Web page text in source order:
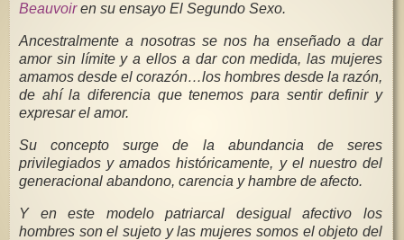
Beauvoiren su ensayo El Segundo Sexo.
Ancestralmente a nosotras se nos ha enseñado a dar
amor sin límite y a ellos a dar con medida, las mujeres
amamos desde el corazón…los hombres desde la razón,
de ahí la diferencia que tenemos para sentir definir y
expresar el amor.
Su concepto surge de la abundancia de seres
privilegiados y amados históricamente, y el nuestro del
generacional abandono, carencia y hambre de afecto.
Y en este modelo patriarcal desigual afectivo los
hombres son el sujeto y las mujeres somos el objeto del